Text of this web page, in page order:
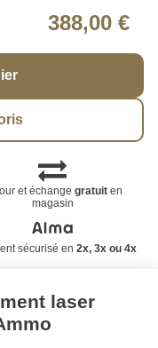
388,00 €
et échangegratuit en
magasin
sécurisé en 2x, 3x ou 4x
laser